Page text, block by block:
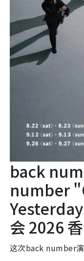
back
number
会 2026
这次back number演